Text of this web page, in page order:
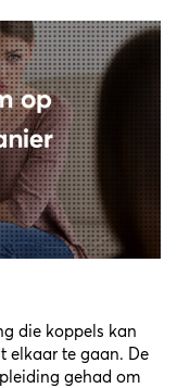
die koppels kan
elkaar te gaan. De
gehad om